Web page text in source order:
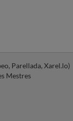
Parellada, Xarel.lo)
Mestres